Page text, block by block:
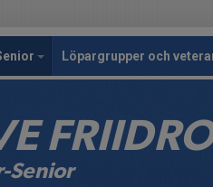
Löpargrupper och
Senior